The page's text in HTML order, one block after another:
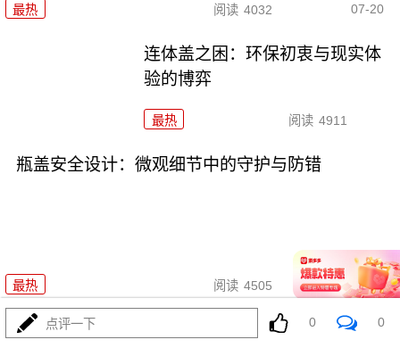
最热 阅读 4032 07-20
连体盖之困：环保初衷与现实体
验的博弈
最热 阅读 4911
瓶盖安全设计：微观细节中的守护与防错
最热 阅读 4505 07-17
泽连斯基的瓶盖：一场由“反人类”
点评一下 0 0